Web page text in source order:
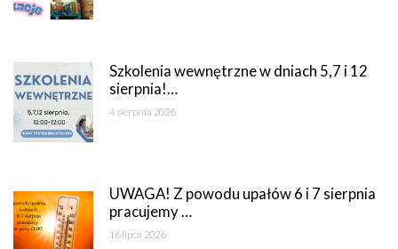
Szkolenia wewnętrzne w dniach 5,7 i 12
sierpnia!…
4 sierpnia 2026
UWAGA! Z powodu upałów 6 i 7 sierpnia
pracujemy …
16 lipca 2026